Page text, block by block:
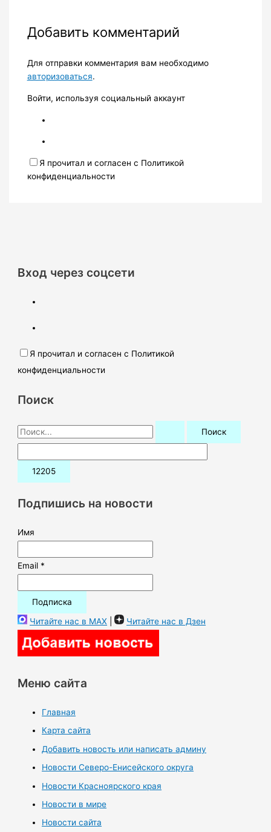
Добавить комментарий
Для отправки комментария вам необходимо
авторизоваться.
Войти, используя социальный аккаунт
Я прочитал и согласен с Политикой
конфиденциальности
Вход через соцсети
Я прочитал и согласен с Политикой
конфиденциальности
Поиск
П
о
и
:Подпишись на новости
Имя
Email *
Читайте нас в MAX | Читайте нас в Дзен
Меню сайта
Главная
Карта сайта
Добавить новость или написать админу
Новости Северо-Енисейского округа
Новости Красноярского края
Новости в мире
Новости сайта